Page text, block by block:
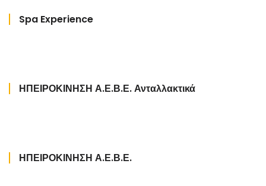
Spa Experience
ΗΠΕΙΡΟΚΙΝΗΣΗ Α.Ε.Β.Ε. Ανταλλακτικά
ΗΠΕΙΡΟΚΙΝΗΣΗ Α.Ε.Β.Ε.